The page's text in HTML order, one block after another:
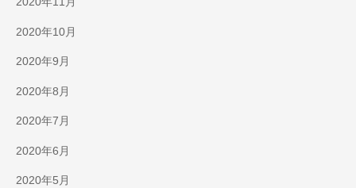
2020年10月
2020年9月
2020年8月
2020年7月
2020年6月
2020年5月